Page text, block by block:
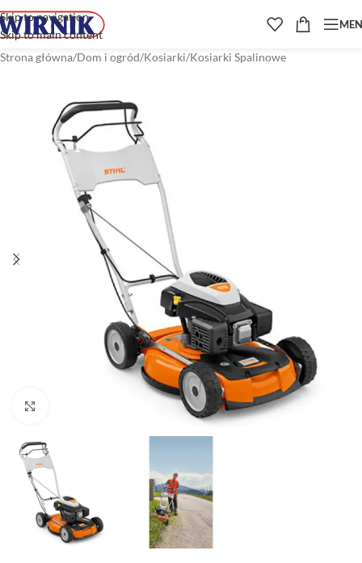
Skip to navigation
Skip to main content
Strona główna/Dom i ogród/Kosiarki/Kosiarki Spalinowe